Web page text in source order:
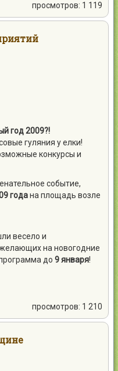
просмотров: 1 119
год 2009?!
гуляния у елки!
конкурсы и
событие,
годана площадь возле
весело и
на новогодние
до 9 января!
просмотров: 1 210